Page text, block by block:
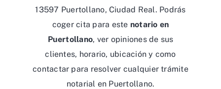
13597 Puertollano, Ciudad Real. Podrás
coger cita para este notario en
Puertollano, ver opiniones de sus
clientes, horario, ubicación y como
contactar para resolver cualquier trámite
notarial en Puertollano.